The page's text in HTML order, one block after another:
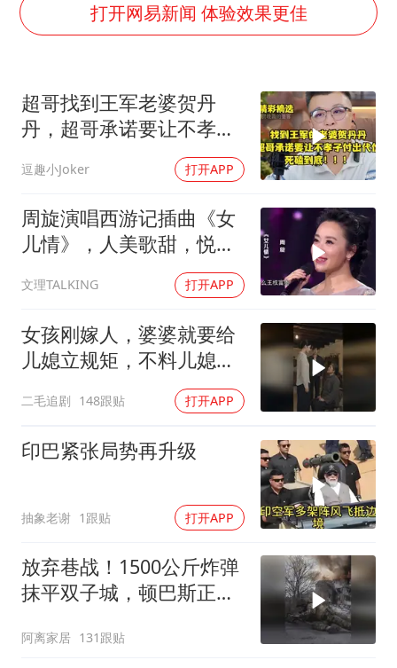
命案逃犯躲进深山21年活得像野人
现代版摸金校尉落网查获400多枚古币
男子结婚8年发现3个女儿均非亲生
奋进开新局 实干挑大梁
打开网易新闻 体验效果更佳
超哥找到王军老婆贺丹
丹，超哥承诺要让不孝子
付出代价，死磕到底
逗趣小Joker 打开APP
周旋演唱西游记插曲《女
儿情》，人美歌甜，悦耳
文理TALKING 打开APP
女孩刚嫁人，婆婆就要给
儿媳立规矩，不料儿媳不
二毛追剧 148跟贴 打开APP
印巴紧张局势再升级
抽象老谢 1跟贴 打开APP
放弃巷战！1500公斤炸弹
抹平双子城，顿巴斯正变
阿离家居 131跟贴